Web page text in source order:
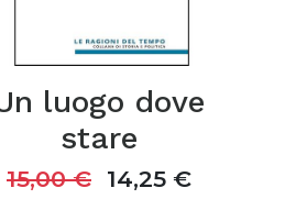
luogo dove
stare
15,00€ 14,25 €